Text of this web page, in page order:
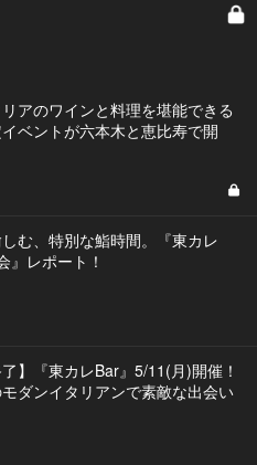
アのワインと料理を堪能できる
ベントが六本木と恵比寿で開
む、特別な鮨時間。『東カレ
』レポート！
了】『東カレBar』5/11(月)開催！
ダンイタリアンで素敵な出会い